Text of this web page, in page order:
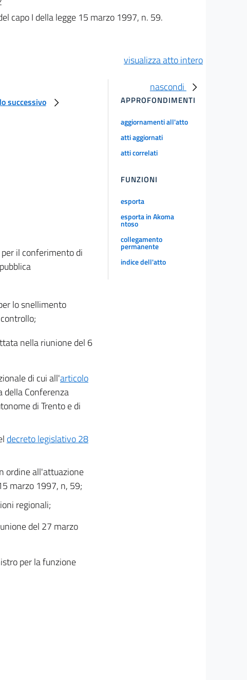
capo I della legge 15 marzo 1997, n. 59.
visualizza atto intero
successivo
il conferimento di
lo snellimento
nella riunione del 6
di cui all'articolo
della Conferenza
di Trento e di
decreto legislativo 28
ordine all'attuazione
marzo 1997, n, 59;
regionali;
del 27 marzo
per la funzione
nascondi
APPROFONDIMENTI
aggiornamenti all'atto
atti aggiornati
atti correlati
FUNZIONI
esporta
esporta in Akoma
ntoso
collegamento
permanente
indice dell'atto